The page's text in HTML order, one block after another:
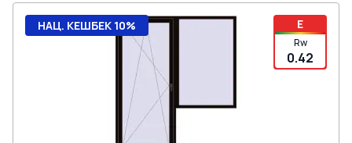
E
Rw
0.42
НАЦ. КЕШБЕК 10%